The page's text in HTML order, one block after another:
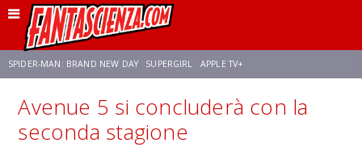
SPIDER-MAN: BRAND NEW DAY SUPERGIRL APPLE TV+
FRANCO RICCIARDIELLO ZENDAYA STAR TREK AVENGERS: DOOMSDAY
Avenue 5 si concluderà con la
seconda stagione